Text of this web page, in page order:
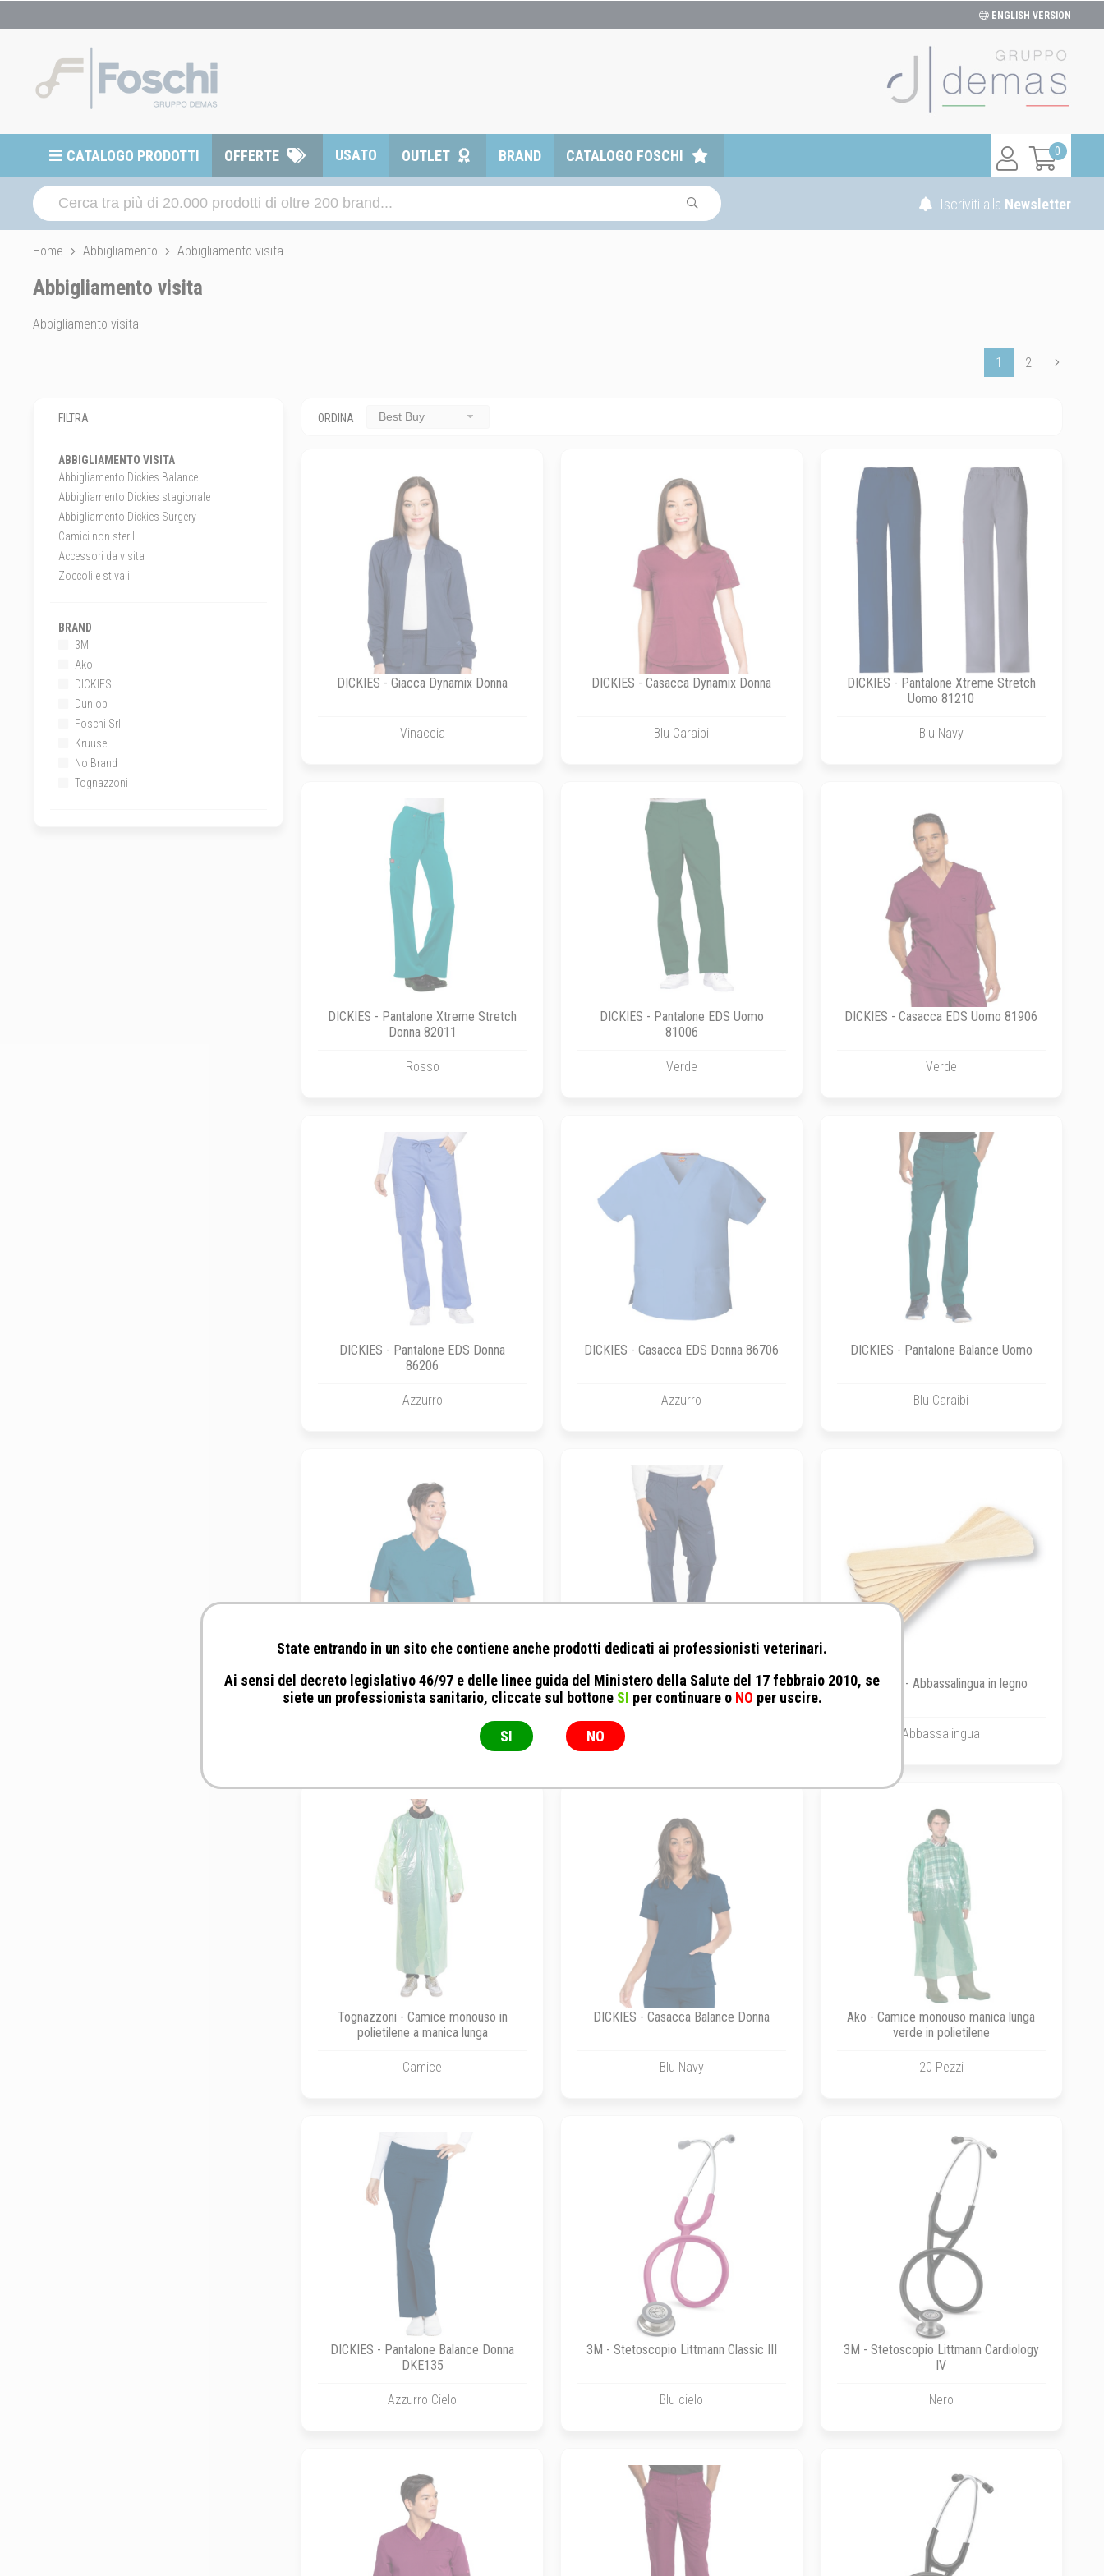
ENGLISH VERSION
0
CATALOGO PRODOTTI OFFERTE USATO OUTLET BRAND CATALOGO FOSCHI
Iscriviti alla Newsletter
Home Abbigliamento Abbigliamento visita
Abbigliamento visita
Abbigliamento visita
FILTRA
ABBIGLIAMENTO VISITA
Abbigliamento Dickies Balance
Abbigliamento Dickies stagionale
Abbigliamento Dickies Surgery
Camici non sterili
Accessori da visita
Zoccoli e stivali
BRAND
3M
Ako
DICKIES
Dunlop
Foschi Srl
Kruuse
No Brand
Tognazzoni
1 2
ORDINA Best Buy
DICKIES - Giacca Dynamix Donna
Vinaccia
DICKIES - Casacca Dynamix Donna
Blu Caraibi
DICKIES - Pantalone Xtreme Stretch
Uomo 81210
Blu Navy
DICKIES - Pantalone Xtreme Stretch
Donna 82011
Rosso
DICKIES - Pantalone EDS Uomo
81006
Verde
DICKIES - Casacca EDS Uomo 81906
Verde
DICKIES - Pantalone EDS Donna
86206
Azzurro
DICKIES - Casacca EDS Donna 86706
Azzurro
DICKIES - Pantalone Balance Uomo
Blu Caraibi
DICKIES - Casacca Balance Uomo
DICKIES - Pantalone Dynamix Uomo
DK110
No Brand - Abbassalingua in legno
Abbassalingua
Tognazzoni - Camice monouso in
polietilene a manica lunga
Camice
DICKIES - Casacca Balance Donna
Blu Navy
Ako - Camice monouso manica lunga
verde in polietilene
20 Pezzi
DICKIES - Pantalone Balance Donna
DKE135
Azzurro Cielo
3M - Stetoscopio Littmann Classic III
Blu cielo
3M - Stetoscopio Littmann Cardiology
IV
Nero
State entrando in un sito che contiene anche prodotti dedicati ai professionisti veterinari.
Ai sensi del decreto legislativo 46/97 e delle linee guida del Ministero della Salute del 17 febbraio 2010, se
siete un professionista sanitario, cliccate sul bottone SI per continuare o NO per uscire.
SI NO